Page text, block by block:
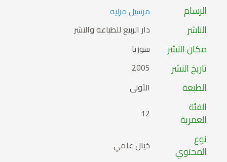
الرسام مرسيل مرليه
الناشر دار الربيع للطباعة والنشر
مكان النشر سوريا
تاريخ النشر 2005
الطبعة الأولى
الفئة
العمرية 12
نوع
المحتوي خيال علمي